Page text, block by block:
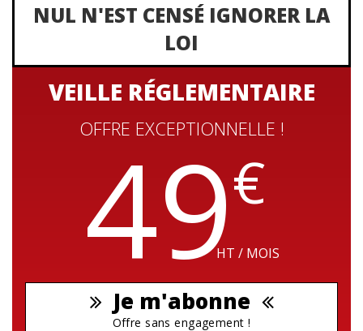
NUL N'EST CENSÉ IGNORER LA
LOI
VEILLE RÉGLEMENTAIRE
OFFRE EXCEPTIONNELLE !
49€
HT / MOIS
Je m'abonne
Offre sans engagement !